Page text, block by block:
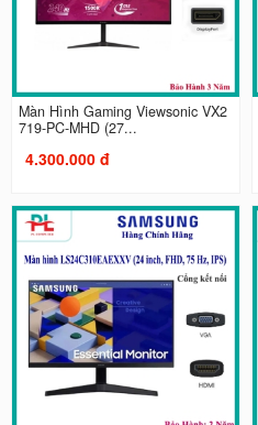
Màn Hình Gaming Viewsonic VX2
719-PC-MHD (27...
4.300.000 đ